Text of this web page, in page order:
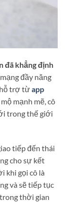
đã khẳng định
đầy năng
trợ từapp
mộ mạnh mẽ, cô
trong thế giới
tiếp đến thái
cho sự kết
khi gọi cô là
và sẽ tiếp tục
thời gian